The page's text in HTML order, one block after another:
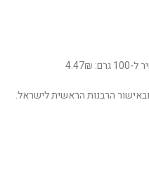
הרבנות הראשית לישראל.